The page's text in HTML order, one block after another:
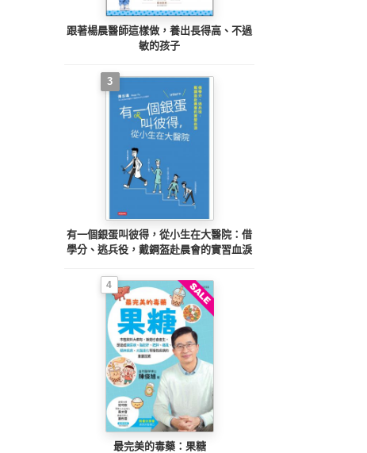
跟著楊晨醫師這樣做，養出長得高、不過
敏的孩子
3
有一個銀蛋叫彼得，從小生在大醫院：借
學分、逃兵役，戴鋼盔赴晨會的實習血淚
4
最完美的毒藥：果糖